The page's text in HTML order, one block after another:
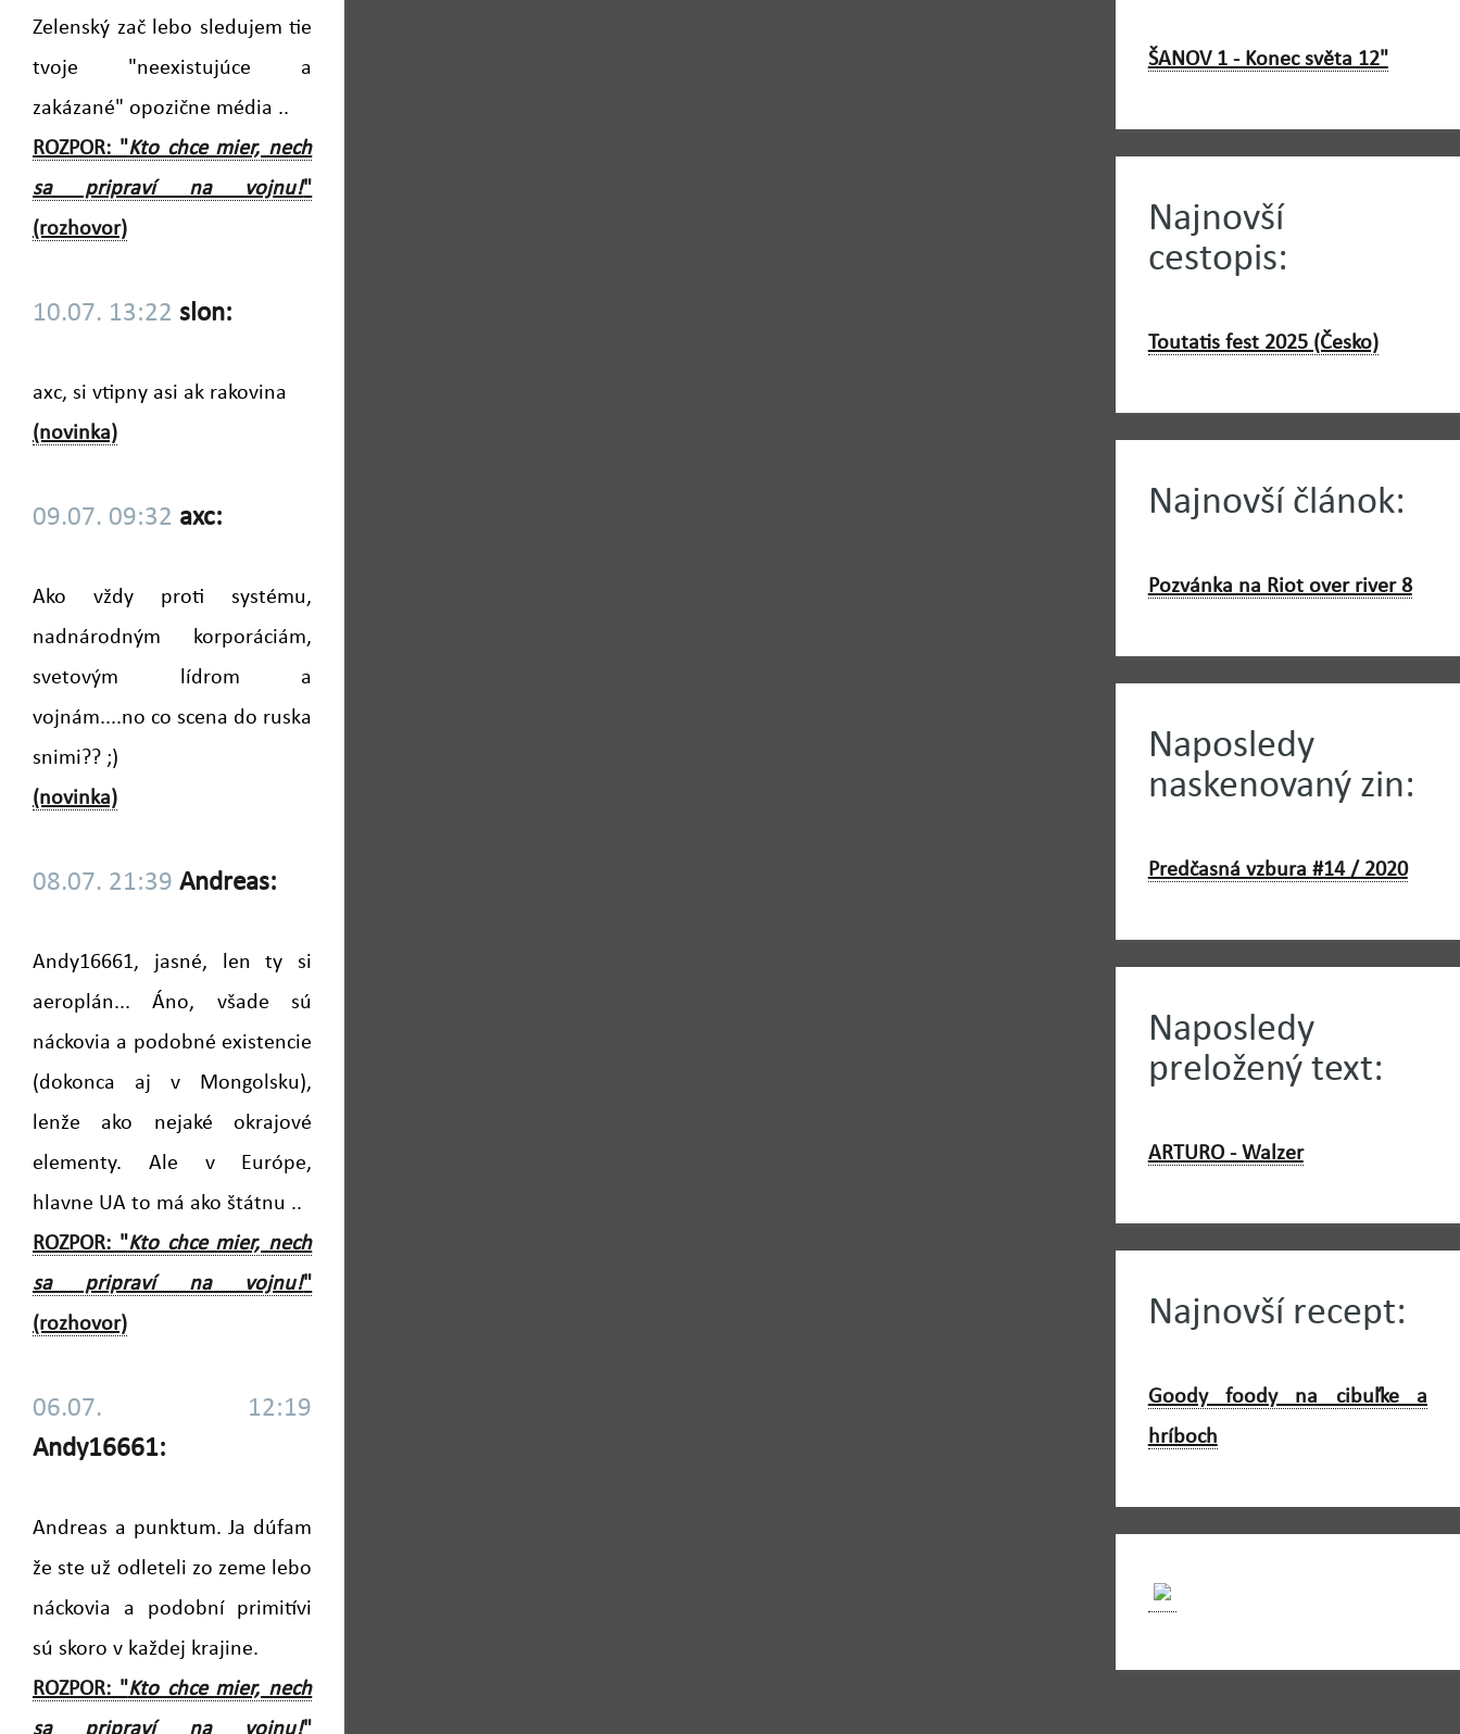
Zelenský zač lebo sledujem tie
tvoje "neexistujúce a
zakázané" opozične média ..
ROZPOR: "Kto chce mier, nech
sa pripraví na vojnu!"
(rozhovor)
10.07. 13:22 slon:
axc, si vtipny asi ak rakovina
(novinka)
09.07. 09:32 axc:
Ako vždy proti systému,
nadnárodným korporáciám,
svetovým lídrom a
vojnám....no co scena do ruska
snimi?? ;)
(novinka)
08.07. 21:39 Andreas:
Andy16661, jasné, len ty si
aeroplán... Áno, všade sú
náckovia a podobné existencie
(dokonca aj v Mongolsku),
lenže ako nejaké okrajové
elementy. Ale v Európe,
hlavne UA to má ako štátnu ..
ROZPOR: "Kto chce mier, nech
sa pripraví na vojnu!"
(rozhovor)
06.07. 12:19
Andy16661:
Andreas a punktum. Ja dúfam
že ste už odleteli zo zeme lebo
náckovia a podobní primitívi
sú skoro v každej krajine.
ROZPOR: "Kto chce mier, nech
sa pripraví na vojnu!"
ŠANOV 1 - Konec světa 12"
Najnovší
cestopis:
Toutatis fest 2025 (Česko)
Najnovší článok:
Pozvánka na Riot over river 8
Naposledy
naskenovaný zin:
Predčasná vzbura #14 / 2020
Naposledy
preložený text:
ARTURO - Walzer
Najnovší recept:
Goody foody na cibuľke a
hríboch